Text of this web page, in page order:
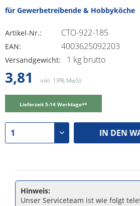
für Gewerbetreibende & Hobbyköche
Artikel-Nr.: CTO-922-185
EAN: 4003625092203
Versandgewicht: 1 kg brutto
3,81 inkl. 19% MwSt.
Lieferzeit 5-14 Werktage**
IN DEN
Hinweis:
Unser Serviceteam ist wie folgt